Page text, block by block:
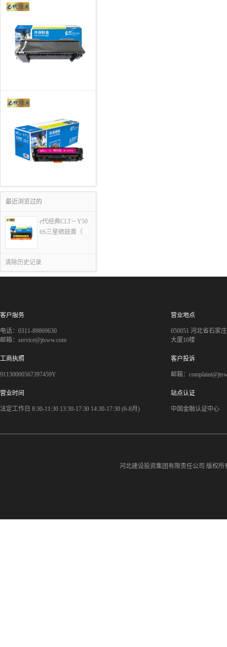
最近浏览过的
e代经典CLT－Y50
6S三星硒鼓黄（
清除历史记录
客户服务
电话：0311-89869630
邮箱：service@jtsww.com
营业地点
050051 河北省石家
大厦10楼
工商执照
91130000567397459Y
客户投诉
邮箱：
营业时间
法定工作日 8:30-11:30 13:30-17:30 14:30-17:30 (6-8月)
站点认证
中国金融认证中心
河北建设投资集团有限责任公司 版权所